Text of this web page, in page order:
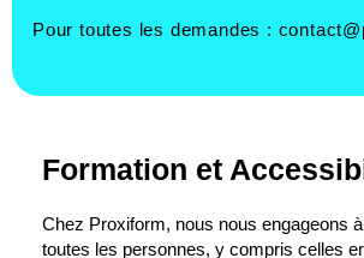
Pour toutes les demandes :
Formation et
Chez Proxiform, nous nous engageons
toutes les personnes, y compris celles